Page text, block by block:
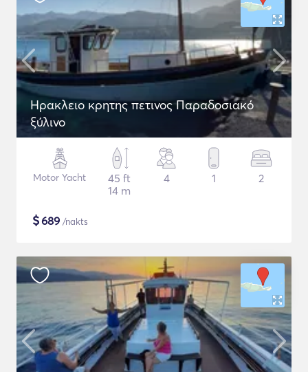
Ηρακλειο κρητης πετινος Παραδοσιακό
ξύλινο
Motor Yacht
45 ft
14 m
4 1 2
$689 /nakts